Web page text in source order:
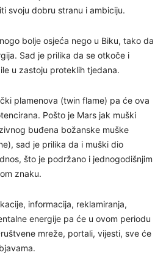
svoju dobru stranu i ambiciju.
bolje osjeća nego u Biku, tako da
Sad je prilika da se otkoče i
u zastoju proteklih tjedana.
plamenova (twin flame) pa će ova
Pošto je Mars jak muški
buđena božanske muške
sad je prilika da i muški dio
što je podržano i jednogodišnjim
znaku.
informacija, reklamiranja,
energije pa će u ovom periodu
mreže, portali, vijesti, sve će